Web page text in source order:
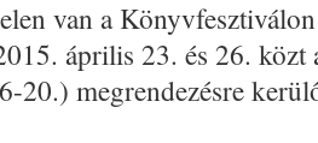
van a
április 23. és 26.
20.) megrendezésre